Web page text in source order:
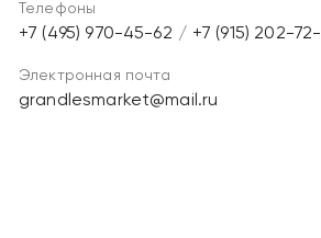
Телефоны
+7 (495) 970-45-62 / +7 (915) 202-
Электронная почта
grandlesmarket@mail.ru